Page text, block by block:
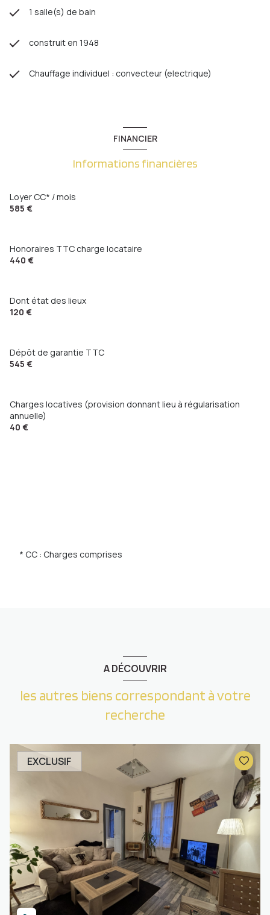
1 salle(s) de bain
construit en 1948
Chauffage individuel : convecteur (electrique)
FINANCIER
Informations financières
Loyer CC* / mois
585 €
Honoraires TTC charge locataire
440 €
Dont état des lieux
120 €
Dépôt de garantie TTC
545 €
Charges locatives (provision donnant lieu à régularisation
annuelle)
40 €
* CC : Charges comprises
A DÉCOUVRIR
les autres biens correspondant à votre
recherche
EXCLUSIF